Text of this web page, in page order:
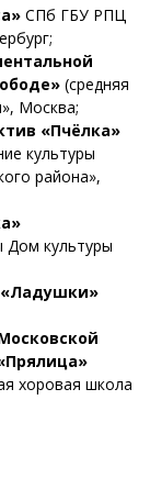
СПб ГБУ РПЦ
(средняя
Москва;
«Пчёлка»
культуры
района»,
Дом культуры
хоровая школа